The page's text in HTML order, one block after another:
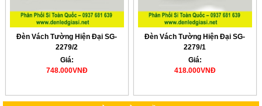
Đèn Vách Tường Hiện Đại SG-
2279/2
Giá:
748.000VNĐ
Đèn Vách Tường Hiện Đại SG-
2279/1
Giá:
418.000VNĐ